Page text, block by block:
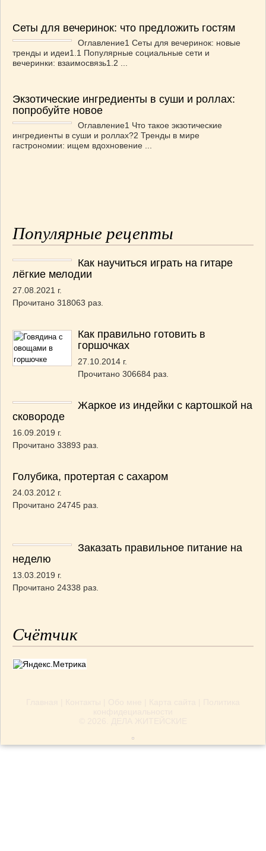
Сеты для вечеринок: что предложить гостям
Оглавление1 Сеты для вечеринок: новые
тренды и идеи1.1 Популярные социальные сети и
вечеринки: взаимосвязь1.2 ...
Экзотические ингредиенты в суши и роллах:
попробуйте новое
Оглавление1 Что такое экзотические
ингредиенты в суши и роллах?2 Тренды в мире
гастрономии: ищем вдохновение ...
Популярные рецепты
Как научиться играть на гитаре
лёгкие мелодии
27.08.2021 г.
Прочитано 318063 раз.
Как правильно готовить в
горшочках
27.10.2014 г.
Прочитано 306684 раз.
Жаркое из индейки с картошкой на
сковороде
16.09.2019 г.
Прочитано 33893 раз.
Голубика, протертая с сахаром
24.03.2012 г.
Прочитано 24745 раз.
Заказать правильное питание на
неделю
13.03.2019 г.
Прочитано 24338 раз.
Счётчик